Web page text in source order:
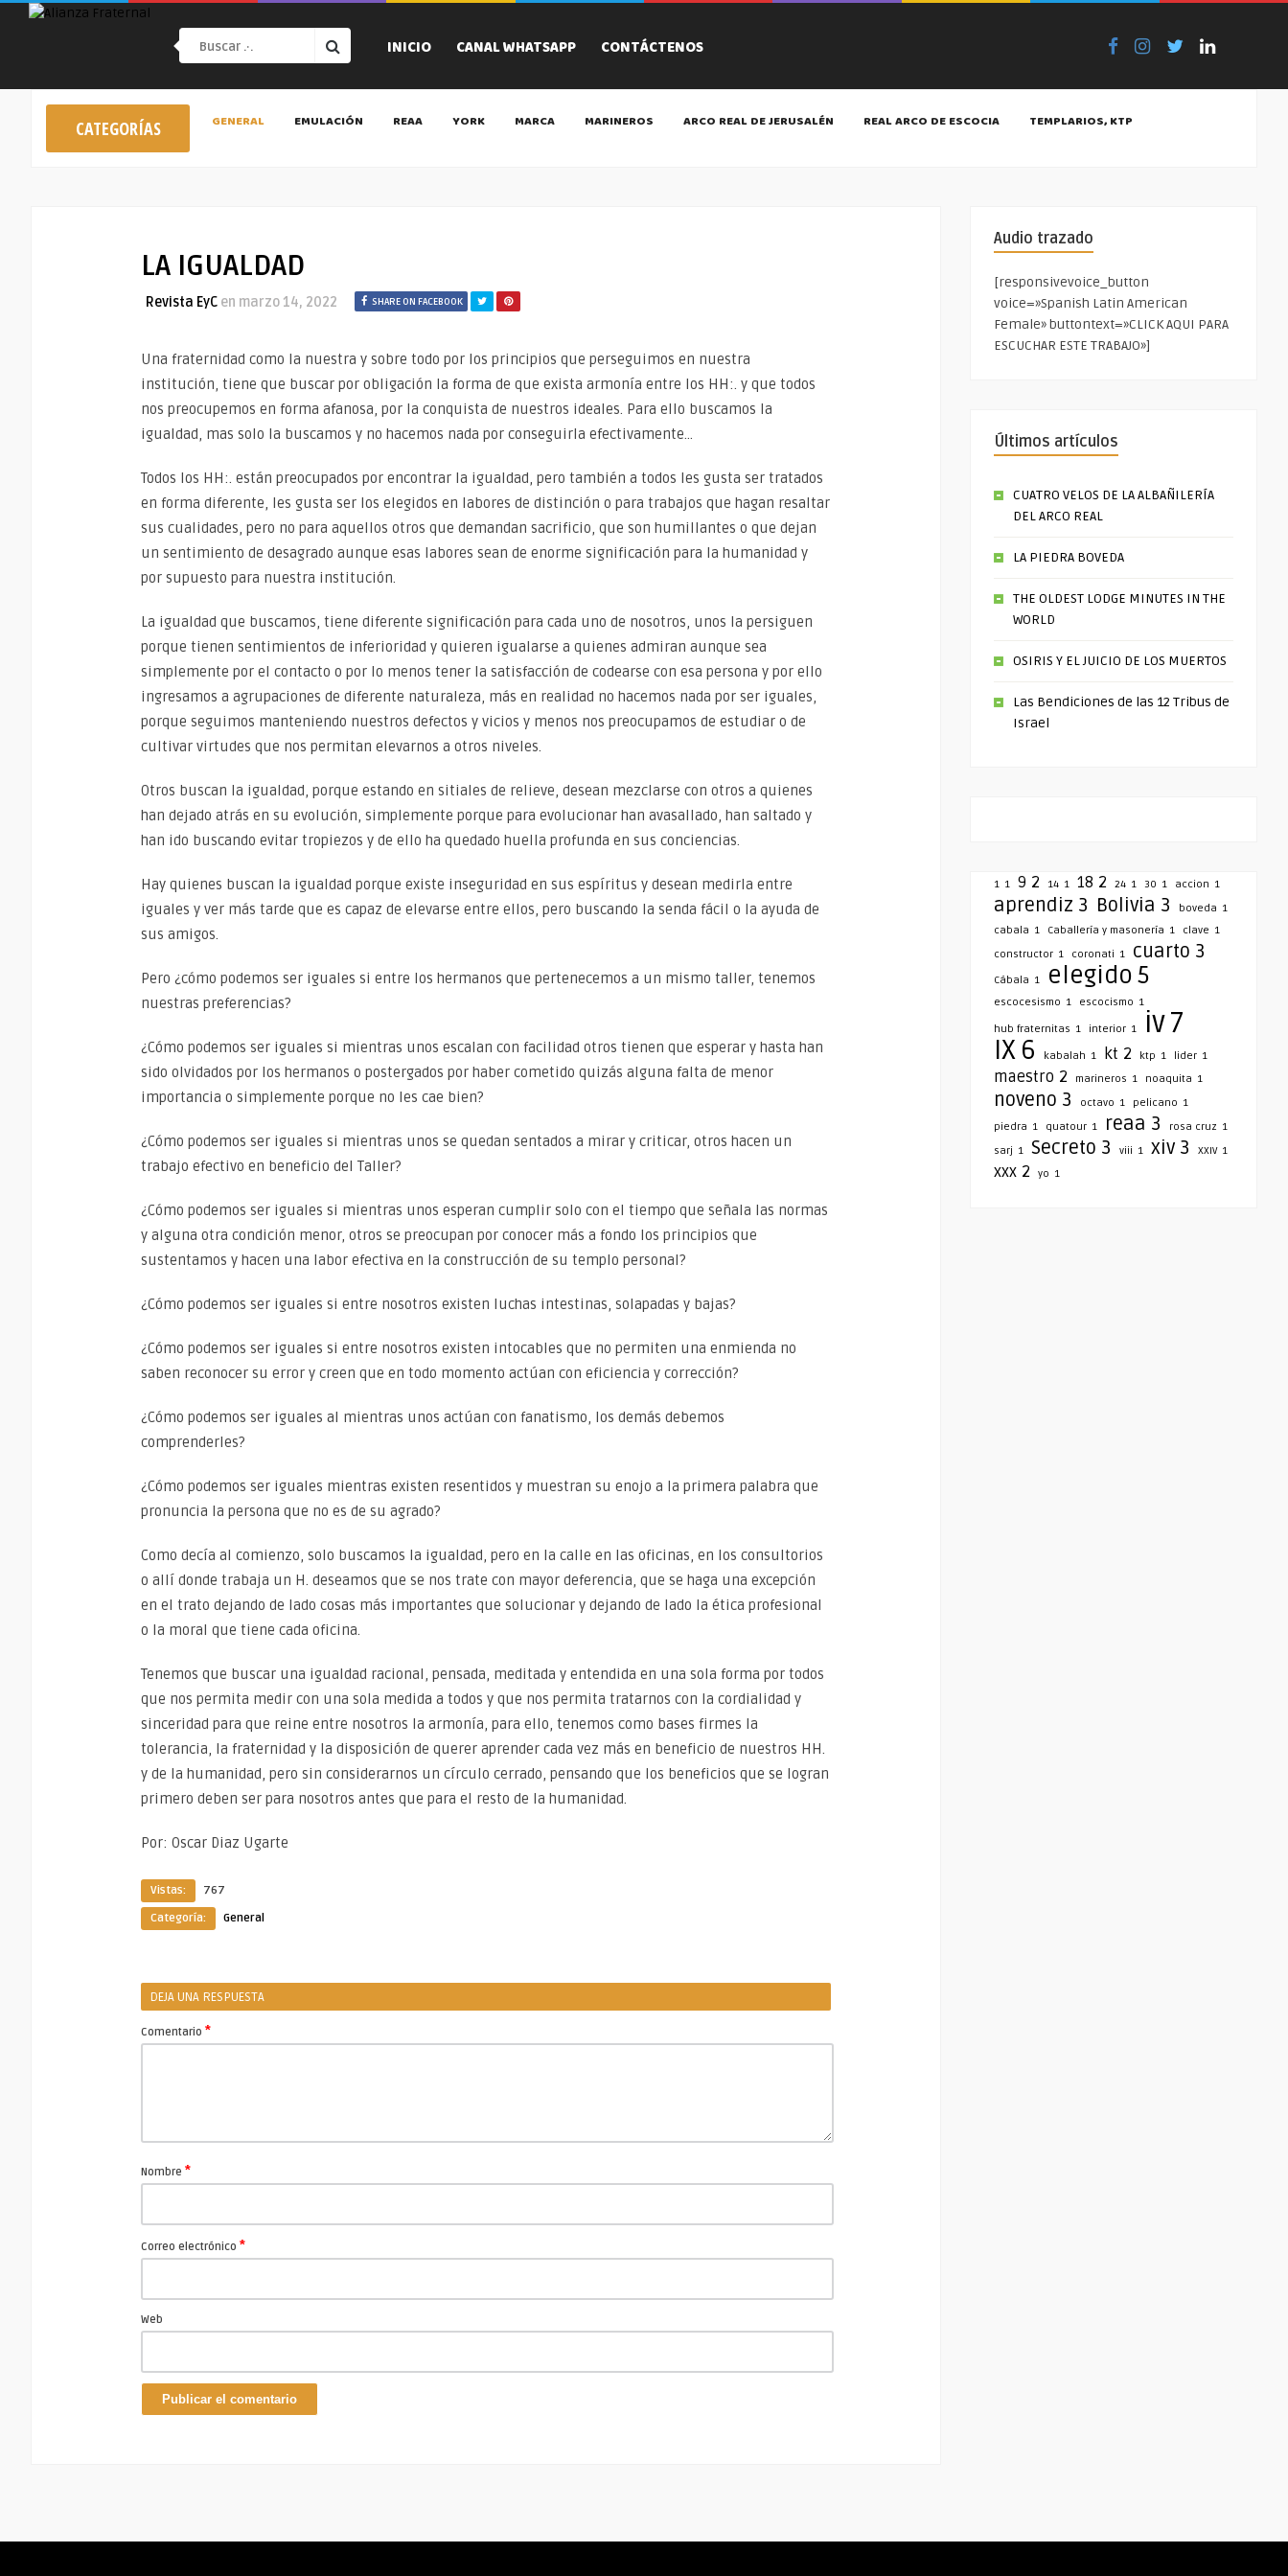
INICIO CANAL WHATSAPP CONTÁCTENOS
CATEGORÍAS GENERAL EMULACIÓN REAA YORK MARCA MARINEROS ARCO REAL DE JERUSALÉN REAL ARCO DE ESCOCIA TEMPLARIOS, KTP
LA IGUALDAD
Revista EyC en marzo 14, 2022 SHARE ON FACEBOOK
Una fraternidad como la nuestra y sobre todo por los principios que perseguimos en nuestra
institución, tiene que buscar por obligación la forma de que exista armonía entre los HH:. y que todos
nos preocupemos en forma afanosa, por la conquista de nuestros ideales. Para ello buscamos la
igualdad, mas solo la buscamos y no hacemos nada por conseguirla efectivamente…
Todos los HH:. están preocupados por encontrar la igualdad, pero también a todos les gusta ser tratados
en forma diferente, les gusta ser los elegidos en labores de distinción o para trabajos que hagan resaltar
sus cualidades, pero no para aquellos otros que demandan sacrificio, que son humillantes o que dejan
un sentimiento de desagrado aunque esas labores sean de enorme significación para la humanidad y
por supuesto para nuestra institución.
La igualdad que buscamos, tiene diferente significación para cada uno de nosotros, unos la persiguen
porque tienen sentimientos de inferioridad y quieren igualarse a quienes admiran aunque sea
simplemente por el contacto o por lo menos tener la satisfacción de codearse con esa persona y por ello
ingresamos a agrupaciones de diferente naturaleza, más en realidad no hacemos nada por ser iguales,
porque seguimos manteniendo nuestros defectos y vicios y menos nos preocupamos de estudiar o de
cultivar virtudes que nos permitan elevarnos a otros niveles.
Otros buscan la igualdad, porque estando en sitiales de relieve, desean mezclarse con otros a quienes
han dejado atrás en su evolución, simplemente porque para evolucionar han avasallado, han saltado y
han ido buscando evitar tropiezos y de ello ha quedado huella profunda en sus conciencias.
Hay quienes buscan la igualdad porque existe inseguridad en sus espíritus y desean medirla entre
iguales y ver más tarde que es capaz de elevarse entre ellos, pero buscando la senda fácil o la ayuda de
sus amigos.
Pero ¿cómo podemos ser iguales si entre los hermanos que pertenecemos a un mismo taller, tenemos
nuestras preferencias?
¿Cómo podemos ser iguales si mientras unos escalan con facilidad otros tienen que esperar y hasta han
sido olvidados por los hermanos o postergados por haber cometido quizás alguna falta de menor
importancia o simplemente porque no les cae bien?
¿Cómo podemos ser iguales si mientras unos se quedan sentados a mirar y criticar, otros hacen un
trabajo efectivo en beneficio del Taller?
¿Cómo podemos ser iguales si mientras unos esperan cumplir solo con el tiempo que señala las normas
y alguna otra condición menor, otros se preocupan por conocer más a fondo los principios que
sustentamos y hacen una labor efectiva en la construcción de su templo personal?
¿Cómo podemos ser iguales si entre nosotros existen luchas intestinas, solapadas y bajas?
¿Cómo podemos ser iguales si entre nosotros existen intocables que no permiten una enmienda no
saben reconocer su error y creen que en todo momento actúan con eficiencia y corrección?
¿Cómo podemos ser iguales al mientras unos actúan con fanatismo, los demás debemos
comprenderles?
¿Cómo podemos ser iguales mientras existen resentidos y muestran su enojo a la primera palabra que
pronuncia la persona que no es de su agrado?
Como decía al comienzo, solo buscamos la igualdad, pero en la calle en las oficinas, en los consultorios
o allí donde trabaja un H. deseamos que se nos trate con mayor deferencia, que se haga una excepción
en el trato dejando de lado cosas más importantes que solucionar y dejando de lado la ética profesional
o la moral que tiene cada oficina.
Tenemos que buscar una igualdad racional, pensada, meditada y entendida en una sola forma por todos
que nos permita medir con una sola medida a todos y que nos permita tratarnos con la cordialidad y
sinceridad para que reine entre nosotros la armonía, para ello, tenemos como bases firmes la
tolerancia, la fraternidad y la disposición de querer aprender cada vez más en beneficio de nuestros HH.
y de la humanidad, pero sin considerarnos un círculo cerrado, pensando que los beneficios que se logran
primero deben ser para nosotros antes que para el resto de la humanidad.
Por: Oscar Diaz Ugarte
Vistas:
767
Categoría:
General
DEJA UNA RESPUESTA
Comentario *
Nombre *
Correo electrónico *
Web
Audio trazado
[responsivevoice_button
voice=»Spanish Latin American
Female» buttontext=»CLICK AQUI PARA
ESCUCHAR ESTE TRABAJO»]
Últimos artículos
CUATRO VELOS DE LA ALBAÑILERÍA
DEL ARCO REAL
LA PIEDRA BOVEDA
THE OLDEST LODGE MINUTES IN THE
WORLD
OSIRIS Y EL JUICIO DE LOS MUERTOS
Las Bendiciones de las 12 Tribus de
Israel
1 1 9 2 14 1 18 2 24 1 30 1 accion 1
aprendiz 3 Bolivia 3 boveda 1
cabala 1 Caballería y masonería 1 clave 1
constructor 1 coronati 1 cuarto 3
Cábala 1 elegido5
escocesismo 1 escocismo 1
hub fraternitas 1 interior 1 iv7
IX 6 kabalah 1 kt 2 ktp 1 lider 1
maestro 2 marineros 1 noaquita 1
noveno 3 octavo 1 pelicano 1
piedra 1 quatour 1 reaa 3 rosa cruz 1
sarj 1 Secreto 3 viii 1 xiv 3 XXIV 1
xxx 2 yo 1